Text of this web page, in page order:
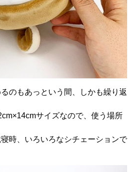
のもあっという間、しかも繰り返
サイズなので、使う場所
時、いろいろなシチェーションで